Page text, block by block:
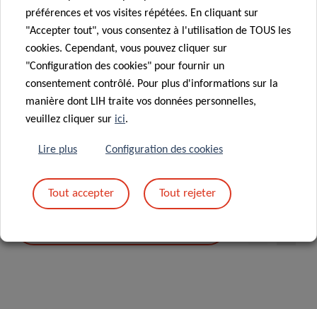
Un nouveau rôle pour le formate :
comment le cancer reprogramme les
cellules pulmonaires pour favoriser les
métastases
préférences et vos visites répétées. En cliquant sur
"Accepter tout", vous consentez à l'utilisation de TOUS les
cookies. Cependant, vous pouvez cliquer sur
"Configuration des cookies" pour fournir un
consentement contrôlé. Pour plus d'informations sur la
manière dont LIH traite vos données personnelles,
veuillez cliquer sur ici.
Lire plus Configuration des cookies
Tout accepter Tout rejeter